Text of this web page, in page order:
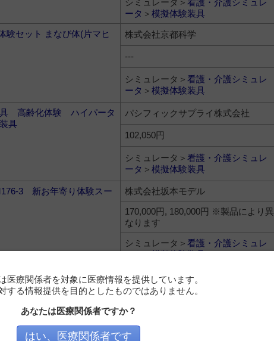
シミュレータ＞ 看護・介護シミュレ
ータ ＞ 模擬体験装具
セット まなび体(片マヒ
株式会社京都科学
---
シミュレータ＞ 看護・介護シミュレ
ータ ＞ 模擬体験装具
具 高齢化体験 ハイパータ
具
パシフィックサプライ株式会社
102,050円
シミュレータ＞ 看護・介護シミュレ
ータ ＞ 模擬体験装具
3 新お年寄り体験スー
株式会社坂本モデル
170,000円, 180,000円 ※製品により異
なります
シミュレータ＞ 看護・介護シミュレ
ータ＞模擬体験装具
具 高齢化体験 ハイパータ
肢装具
パシフィックサプライ株式会社
122,000円
ータ
医療関係者を対象に医療情報を提供しています。
する情報提供を目的としたものではありません。
あなたは医療関係者ですか？
はい、医療関係者です